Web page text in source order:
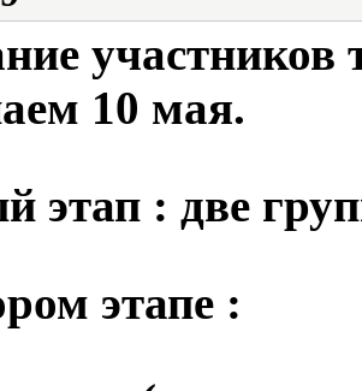
участников
10 мая.
этап : две
этапе :